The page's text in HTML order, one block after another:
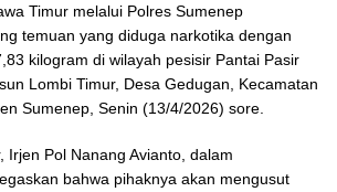
Timur melalui Polres Sumenep
temuan yang diduga narkotika dengan
kilogram di wilayah pesisir Pantai Pasir
Lombi Timur, Desa Gedugan, Kecamatan
Sumenep, Senin (13/4/2026) sore.
Irjen Pol Nanang Avianto, dalam
bahwa pihaknya akan mengusut